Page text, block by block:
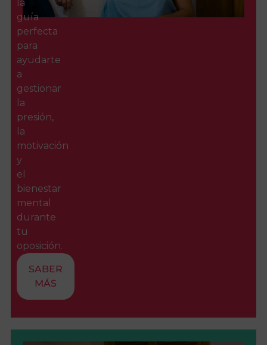
la
guía
perfecta
para
ayudarte
a
gestionar
la
presión,
la
motivación
y
el
bienestar
mental
durante
tu
oposición.
SABER
MÁS